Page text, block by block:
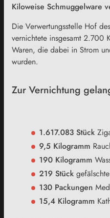
Kiloweise Schmuggelware
Die Verwertungsstelle Hof
vernichtete insgesamt 2.700
Waren, die dabei in Strom
wurden.
Zur Vernichtung
1.617.083 Stück
9,5 Kilogramm
190 Kilogramm
219 Stück
130 Packungen
15,4 Kilogramm